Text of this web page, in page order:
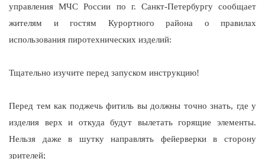
управления МЧС России по г. Санкт-Петербургу сообщает
жителям и гостям Курортного района о правилах
использования пиротехнических изделий:
Тщательно изучите перед запуском инструкцию!
Перед тем как поджечь фитиль вы должны точно знать, где у
изделия верх и откуда будут вылетать горящие элементы.
Нельзя даже в шутку направлять фейерверки в сторону
зрителей;